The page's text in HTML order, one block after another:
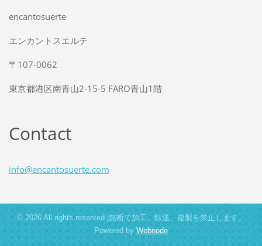
encantosuerte
エンカントスエルテ
〒107-0062
東京都港区南青山2-15-5 FARO青山1階
Contact
info@encantosuerte.com
© 2026 All rights reserved.|無断で加工、転送、複製を禁止します。
Powered byWebnode